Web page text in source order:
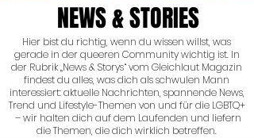
NEWS & STORIES
Hier bist du richtig, wenn du wissen willst, was
gerade in der queeren Community wichtig ist. In
der Rubrik „News & Storys“ vom Gleichlaut Magazin
findest du alles, was dich als schwulen Mann
interessiert: aktuelle Nachrichten, spannende News,
Trend und Lifestyle-Themen von und für die LGBTQ+
– wir halten dich auf dem Laufenden und liefern
die Themen, die dich wirklich betreffen.